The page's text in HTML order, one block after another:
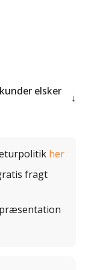
elsker
her
fragt